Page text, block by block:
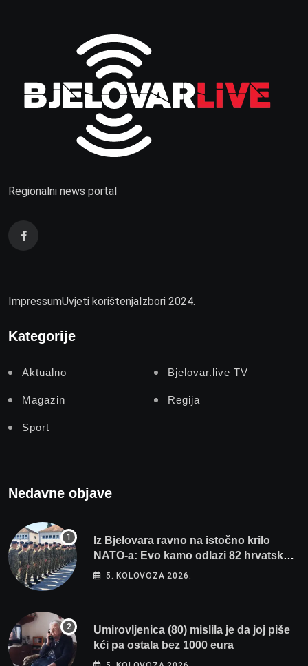
Regionalni news portal
ImpressumUvjeti korištenja Izbori 2024.
Kategorije
Aktualno Bjelovar.live TV
Magazin Regija
Sport
Nedavne objave
Iz Bjelovara ravno na istočno krilo
NATO-a: Evo kamo odlazi 82 hrvatska
vojnika i 6 vojnikinja
5. KOLOVOZA 2026.
Umirovljenica (80) mislila je da joj piše
kći pa ostala bez 1000 eura